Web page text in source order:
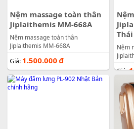
Nệm massage toàn thân
Jiplaithemis MM-668A
Nệm massage toàn thân
Jiplaithemis MM-668A
Giá: 1.500.000 đ
Nệm
Giá: